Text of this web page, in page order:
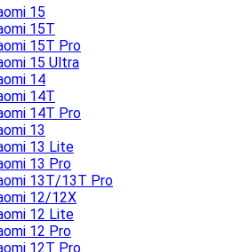
15
15T
15T Pro
15 Ultra
14
14T
14T Pro
13
13 Lite
13 Pro
13T/13T Pro
12/12X
12 Lite
12 Pro
12T Pro